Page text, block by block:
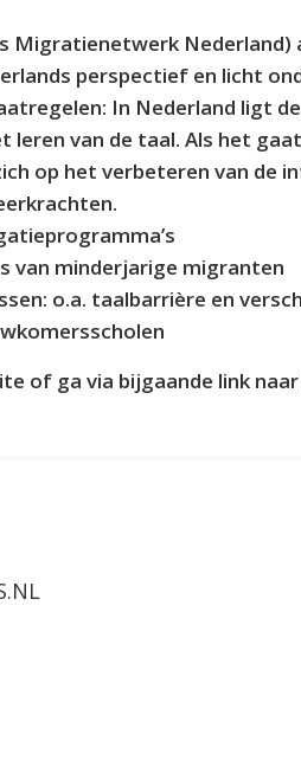
Migratienetwerk Nederland)
perspectief en licht
In Nederland ligt
leren van de taal. Als het
op het verbeteren van de
van minderjarige migranten
o.a. taalbarrière en
of ga via bijgaande link